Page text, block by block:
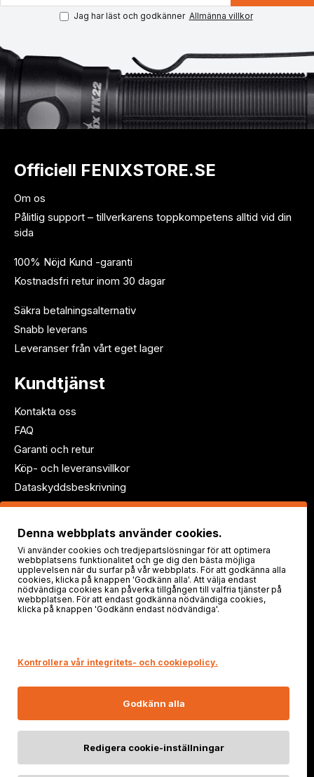
Jag har läst och godkänner Allmänna villkor
Officiell FENIXSTORE.SE
Om os
Pålitlig support – tillverkarens toppkompetens alltid vid din
sida
100% Nöjd Kund -garanti
Kostnadsfri retur inom 30 dagar
Säkra betalningsalternativ
Snabb leverans
Leveranser från vårt eget lager
Kundtjänst
Kontakta oss
FAQ
Garanti och retur
Köp- och leveransvillkor
Dataskyddsbeskrivning
Följ oss!
Denna webbplats använder cookies.
Vi använder cookies och tredjepartslösningar för att optimera
webbplatsens funktionalitet och ge dig den bästa möjliga
upplevelsen när du surfar på vår webbplats. För att godkänna alla
cookies, klicka på knappen 'Godkänn alla'. Att välja endast
nödvändiga cookies kan påverka tillgången till valfria tjänster på
webbplatsen. För att endast godkänna nödvändiga cookies,
klicka på knappen 'Godkänn endast nödvändiga'.
Kontrollera vår integritets- och cookiepolicy.
Godkänn alla
Redigera cookie-inställningar